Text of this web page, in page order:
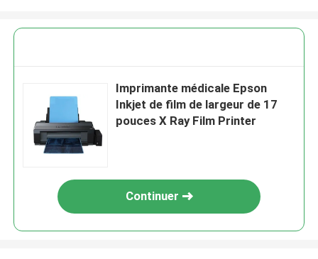
Imprimante médicale Epson
Inkjet de film de largeur de 17
pouces X Ray Film Printer
Continuer